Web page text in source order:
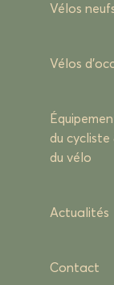
Vélos
Vélos
du cycliste
du vélo
Actualités
Contact